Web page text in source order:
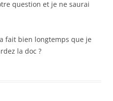
question et je ne saurai
fait bien longtemps que je
la doc ?